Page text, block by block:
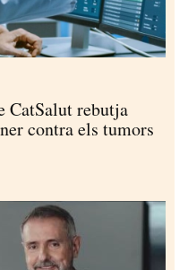
CatSalut rebutja
contra els tumors